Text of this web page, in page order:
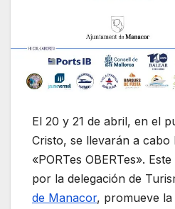
El 20 y 21 de abril, en el
Cristo, se llevarán a cabo
«PORTes OBERTes».
por la delegación de
de Manacor, promueve